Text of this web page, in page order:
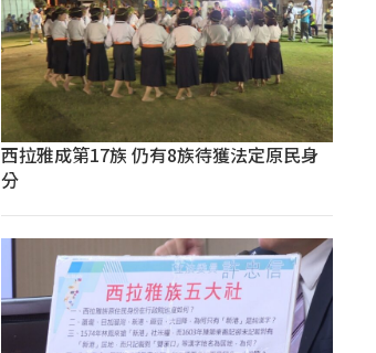
西拉雅成第17族 仍有8族待獲法定原民身
分